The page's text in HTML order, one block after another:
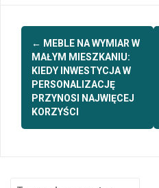
Post
navigation
← MEBLE NA WYMIAR W
MAŁYM MIESZKANIU:
KIEDY INWESTYCJA W
PERSONALIZACJĘ
PRZYNOSI NAJWIĘCEJ
KORZYŚCI